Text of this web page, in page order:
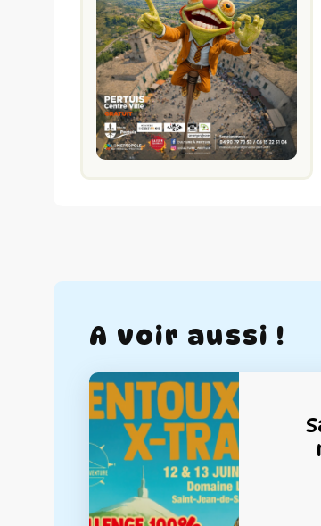
A voir aussi !